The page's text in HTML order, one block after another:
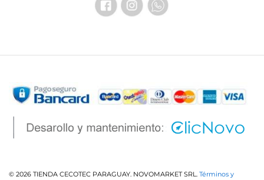
© 2026 TIENDA CECOTEC PARAGUAY. NOVOMARKET SRL. Términos y